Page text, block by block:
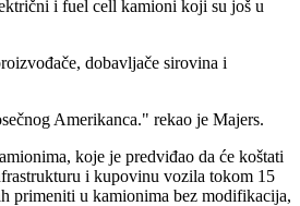
i fuel cell kamioni koji su još u
dobavljače sirovina i
Amerikanca." rekao je Majers.
koje je predviđao da će koštati
i kupovinu vozila tokom 15
primeniti u kamionima bez modifikacija,